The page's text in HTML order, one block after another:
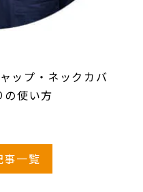
ップ・ネックカバ
の使い方
事一覧